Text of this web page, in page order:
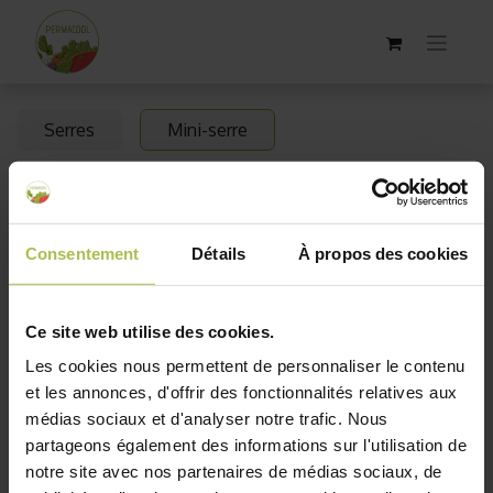
Consentement Détails À propos des cookies
Ce site web utilise des cookies.
Les cookies nous permettent de personnaliser le contenu
et les annonces, d'offrir des fonctionnalités relatives aux
médias sociaux et d'analyser notre trafic. Nous
partageons également des informations sur l'utilisation de
notre site avec nos partenaires de médias sociaux, de
Serres Mini-serre
débutant ou expérimenté. Sur cette page, vous trouverez
des modèles adaptés à tous les espaces, qu'il s'agisse de
petits balcons ou de grands jardins. Nos mini-serres
offrent une protection optimale contre les intempéries et
favorisent une croissance saine, tout en étant faciles à
installer et à entretenir. Faites le choix idéal pour
prolonger la saison de vos plantations et créer un